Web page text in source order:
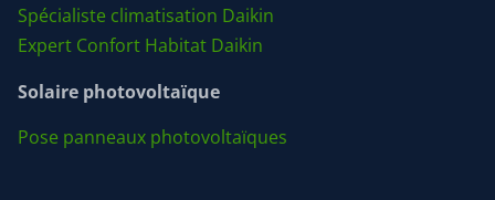
Spécialiste climatisation Daikin
Expert Confort Habitat Daikin
Solaire photovoltaïque
Pose panneaux photovoltaïques